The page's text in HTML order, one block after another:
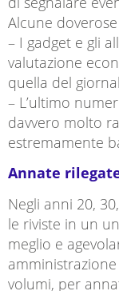
Alcune
– I gadget e gli
valutazione
quella del
– L’ultimo
davvero molto
estremamente
Annate
Negli anni 20,
le riviste in un
meglio e
volumi, per